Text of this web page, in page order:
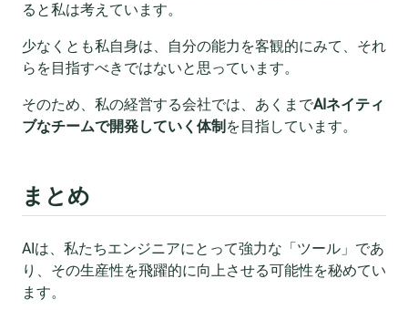
ると私は考えています。
少なくとも私自身は、自分の能力を客観的にみて、それ
らを目指すべきではないと思っています。
そのため、私の経営する会社では、あくまでAIネイティ
ブなチームで開発していく体制 を目指しています。
まとめ
AIは、私たちエンジニアにとって強力な「ツール」であ
り、その生産性を飛躍的に向上させる可能性を秘めてい
ます。